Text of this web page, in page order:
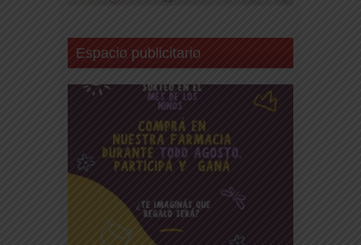
Espacio publicitario